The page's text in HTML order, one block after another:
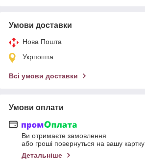
Умови доставки
Нова Пошта
Укрпошта
Всі умови доставки
Умови оплати
Ви отримаєте замовлення
або гроші повернуться на вашу картку
Детальніше